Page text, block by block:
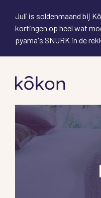
Juli is soldenmaand bij
kortingen op heel wat
pyama's SNURK in de